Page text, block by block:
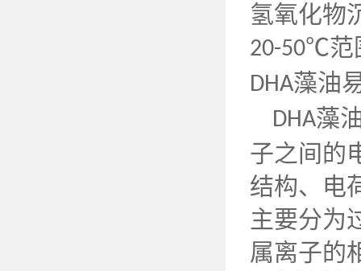
氢氧化物
20-50℃范
DHA藻油
DHA藻
子之间的
结构、电
主要分为
属离子的